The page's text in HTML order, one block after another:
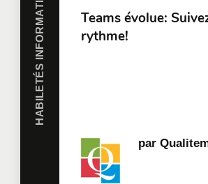
HABILETÉS INFORMATIQUES
Teams évolue:
rythme!
par